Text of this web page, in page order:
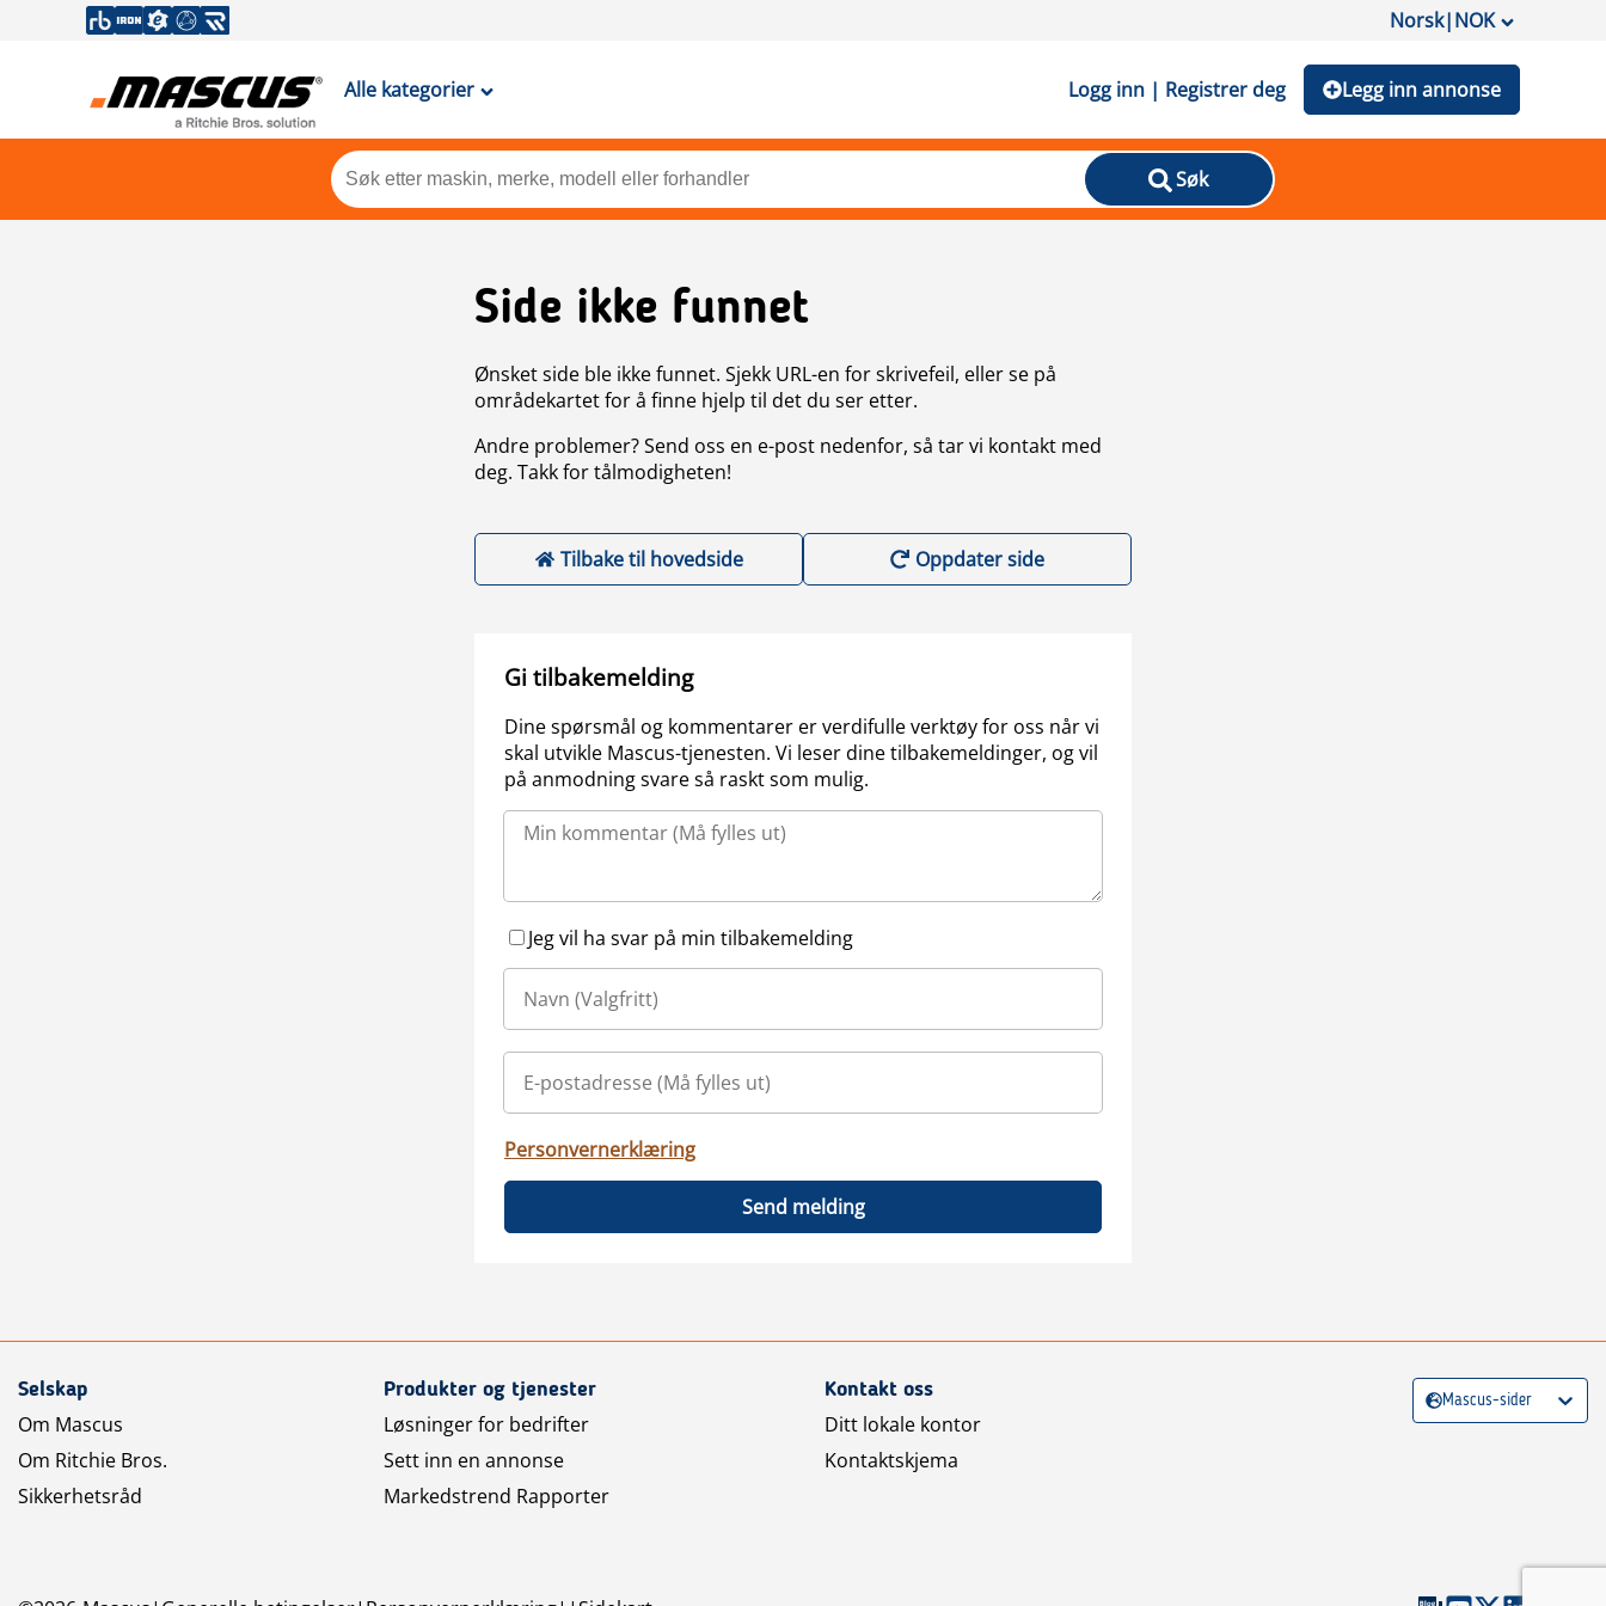
Norsk|NOK
Alle kategorier Logg inn | Registrer deg Legg inn annonse
Søk
Side ikke funnet
Ønsket side ble ikke funnet. Sjekk URL-en for skrivefeil, eller se på
områdekartet for å finne hjelp til det du ser etter.
Andre problemer? Send oss en e-post nedenfor, så tar vi kontakt med
deg. Takk for tålmodigheten!
Tilbake til hovedside Oppdater side
Gi tilbakemelding
Dine spørsmål og kommentarer er verdifulle verktøy for oss når vi
skal utvikle Mascus-tjenesten. Vi leser dine tilbakemeldinger, og vil
på anmodning svare så raskt som mulig.
Jeg vil ha svar på min tilbakemelding
Personvernerklæring
Send melding
Selskap
Om Mascus
Om Ritchie Bros.
Sikkerhetsråd
Produkter og tjenester
Løsninger for bedrifter
Sett inn en annonse
Markedstrend Rapporter
Kontakt oss
Ditt lokale kontor
Kontaktskjema
Mascus-sider